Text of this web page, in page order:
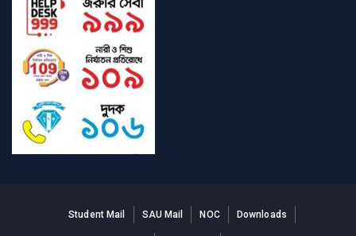
Student Mail SAU Mail NOC Downloads